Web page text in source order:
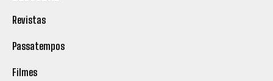
Revistas
Passatempos
Filmes